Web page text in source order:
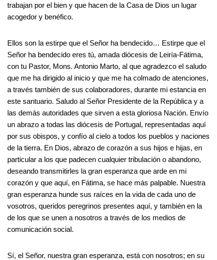
trabajan por el bien y que hacen de la Casa de Dios un lugar
acogedor y benéfico.
Ellos son la estirpe que el Señor ha bendecido… Estirpe que el
Señor ha bendecido eres tú, amada diócesis de Leiría-Fátima,
con tu Pastor, Mons. Antonio Marto, al que agradezco el saludo
que me ha dirigido al inicio y que me ha colmado de atenciones,
a través también de sus colaboradores, durante mi estancia en
este santuario. Saludo al Señor Presidente de la República y a
las demás autoridades que sirven a esta gloriosa Nación. Envío
un abrazo a todas las diócesis de Portugal, representadas aquí
por sus obispos, y confío al cielo a todos los pueblos y naciones
de la tierra. En Dios, abrazo de corazón a sus hijos e hijas, en
particular a los que padecen cualquier tribulación o abandono,
deseando transmitirles la gran esperanza que arde en mi
corazón y que aquí, en Fátima, se hace más palpable. Nuestra
gran esperanza hunde sus raíces en la vida de cada uno de
vosotros, queridos peregrinos presentes aquí, y también en la
de los que se unen a nosotros a través de los medios de
comunicación social.
Sí, el Señor, nuestra gran esperanza, está con nosotros; en su